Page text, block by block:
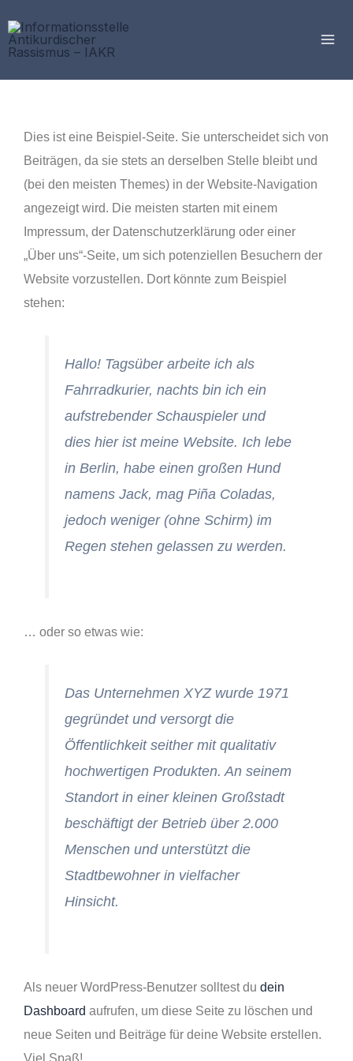
Inhalt
springen
Dies ist eine Beispiel-Seite. Sie unterscheidet sich von
Beiträgen, da sie stets an derselben Stelle bleibt und
(bei den meisten Themes) in der Website-Navigation
angezeigt wird. Die meisten starten mit einem
Impressum, der Datenschutzerklärung oder einer
„Über uns“-Seite, um sich potenziellen Besuchern der
Website vorzustellen. Dort könnte zum Beispiel
stehen:
Hallo! Tagsüber arbeite ich als
Fahrradkurier, nachts bin ich ein
aufstrebender Schauspieler und
dies hier ist meine Website. Ich lebe
in Berlin, habe einen großen Hund
namens Jack, mag Piña Coladas,
jedoch weniger (ohne Schirm) im
Regen stehen gelassen zu werden.
… oder so etwas wie:
Das Unternehmen XYZ wurde 1971
gegründet und versorgt die
Öffentlichkeit seither mit qualitativ
hochwertigen Produkten. An seinem
Standort in einer kleinen Großstadt
beschäftigt der Betrieb über 2.000
Menschen und unterstützt die
Stadtbewohner in vielfacher
Hinsicht.
Als neuer WordPress-Benutzer solltest du dein
Dashboard aufrufen, um diese Seite zu löschen und
neue Seiten und Beiträge für deine Website erstellen.
Viel Spaß!